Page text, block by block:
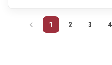
1 2 3 4